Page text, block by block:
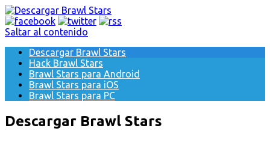
Saltar al contenido
Descargar Brawl Stars
Hack Brawl Stars
Brawl Stars para Android
Brawl Stars para iOS
Brawl Stars para PC
Descargar Brawl Stars